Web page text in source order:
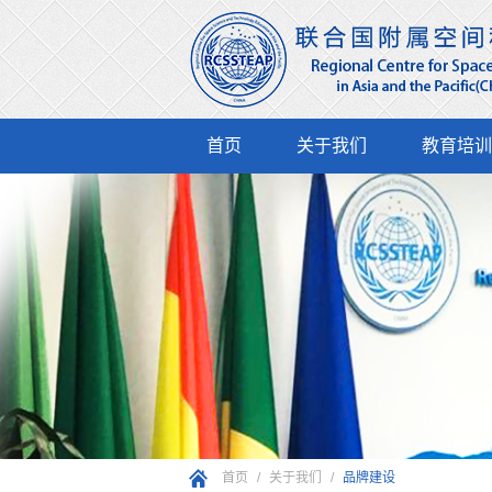
首页 关于我们 教育培训
首页 / 关于我们 / 品牌建设